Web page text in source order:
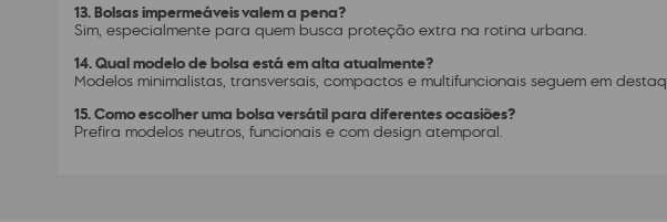
13. Bolsas impermeáveis valem a pena?
Sim, especialmente para quem busca proteção extra na rotina urbana.
14. Qual modelo de bolsa está em alta atualmente?
Modelos minimalistas, transversais, compactos e multifuncionais seguem em
15. Como escolher uma bolsa versátil para diferentes ocasiões?
Prefira modelos neutros, funcionais e com design atemporal.